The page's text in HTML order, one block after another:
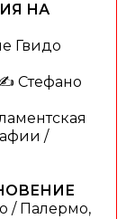
НА
Гвидо
Стефано
/
/ Палермо,